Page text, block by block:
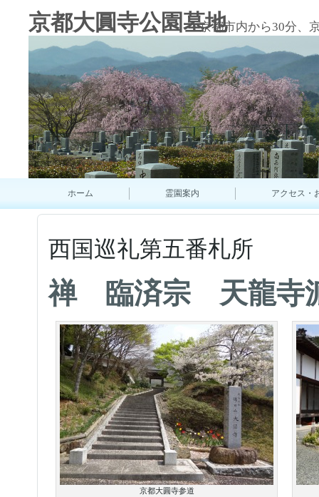
京都大圓寺公園墓地京都市内から30分、
ホーム 霊園案内 アクセス・
西国巡礼第五番札所
禅 臨済宗 天龍寺
京都大圓寺参道